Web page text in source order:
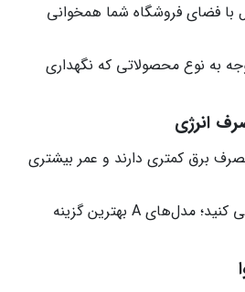
با فضای فروشگاه شما همخوانی
به نوع محصولاتی که نگهداری
انرژی
برق کمتری دارند و عمر بیشتری
برچسب انرژی را بررسی کنید؛ مدل‌های A بهترین گزینه